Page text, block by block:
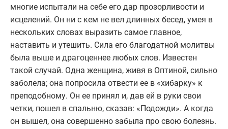
многие испытали на себе его дар прозорливости и
исцелений. Он ни с кем не вел длинных бесед, умея в
нескольких словах выразить самое главное,
наставить и утешить. Сила его благодатной молитвы
была выше и драгоценнее любых слов. Известен
такой случай. Одна женщина, живя в Оптиной, сильно
заболела; она попросила отвести ее в «хибарку» к
преподобному. Он ее принял и, дав ей в руки свои
четки, пошел в спальню, сказав: «Подожди». А когда
он вышел, она совершенно забыла про свою болезнь.